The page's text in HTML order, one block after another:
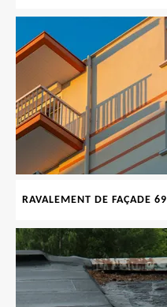
RAVALEMENT DE FAÇADE 69